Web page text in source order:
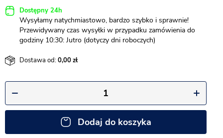
Dostępny 24h
Wysyłamy natychmiastowo, bardzo szybko i sprawnie!
Przewidywany czas wysyłki w przypadku zamówienia do
godziny 10:30: Jutro (dotyczy dni roboczych)
Dostawa od:0,00
Dodaj do koszyka